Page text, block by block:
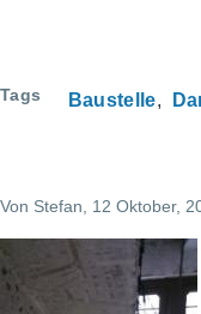
Tags Baustelle
Von Stefan , 12 Oktober,